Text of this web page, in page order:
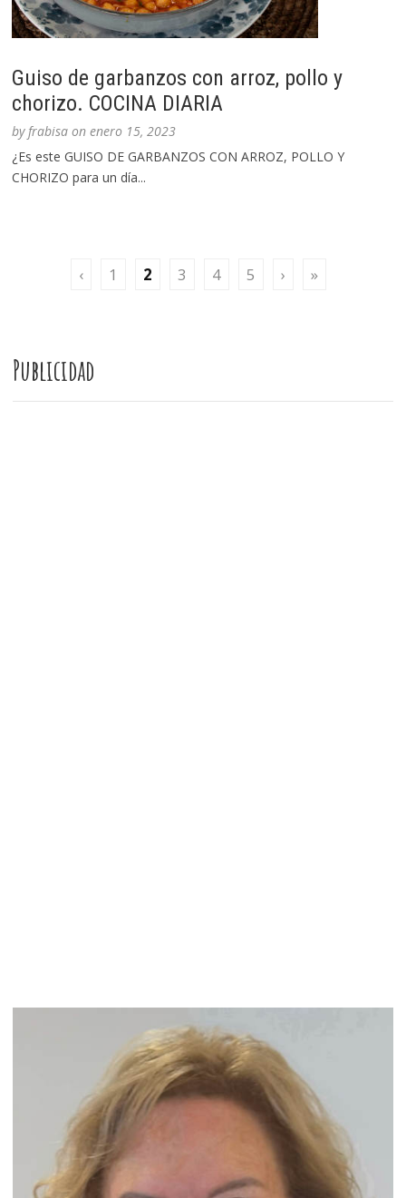
Guiso de garbanzos con arroz, pollo y
chorizo. COCINA DIARIA
byfrabisa onenero 15, 2023
¿Es este GUISO DE GARBANZOS CON ARROZ, POLLO Y
CHORIZO para un día...
‹ 1 2 3 4 5 › »
Publicidad